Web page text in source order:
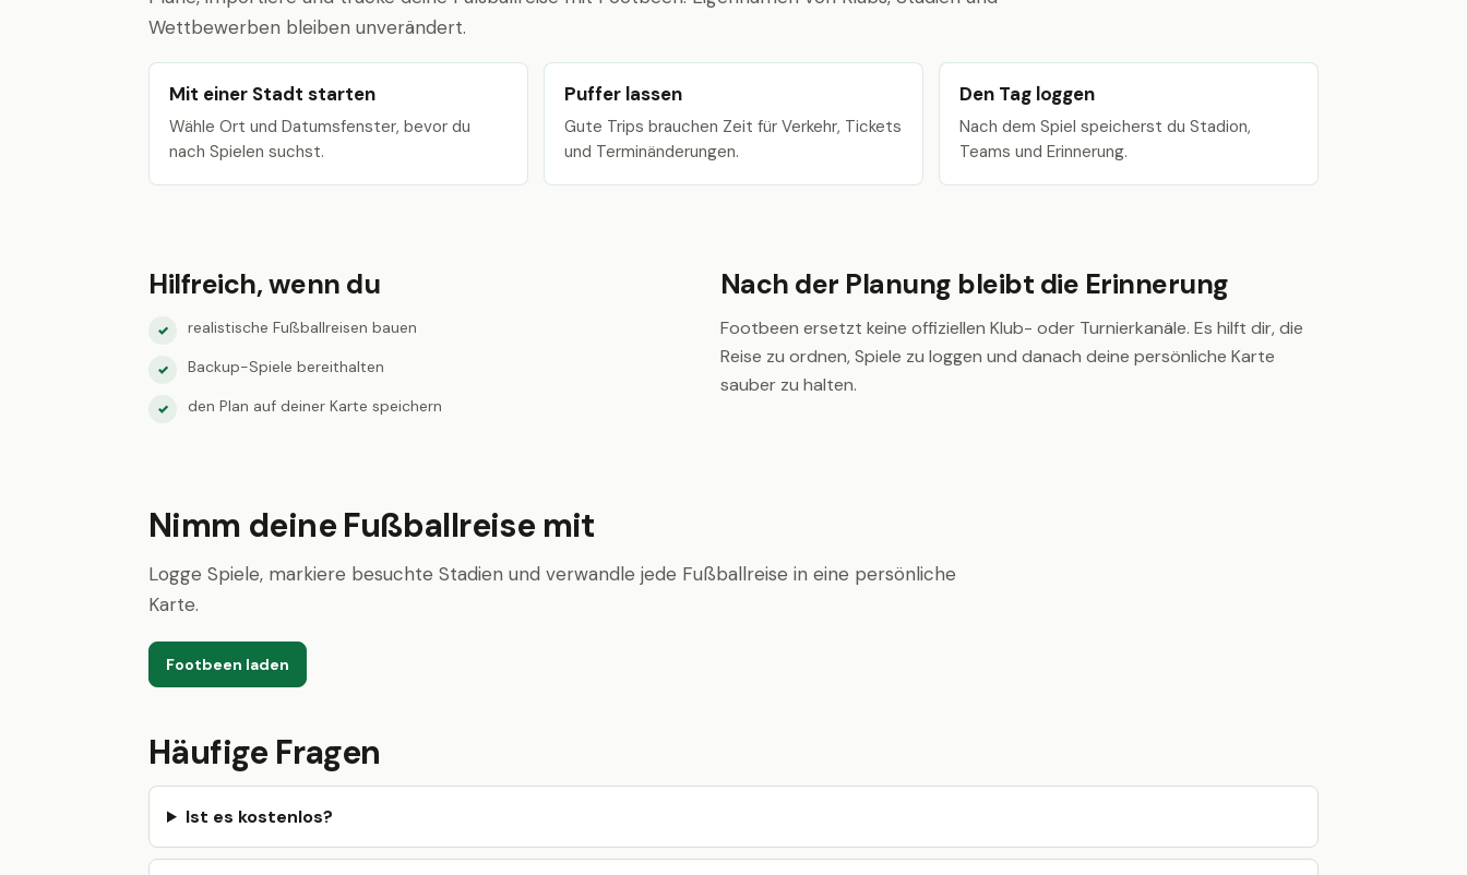
Wettbewerben bleiben unverändert.
Mit einer Stadt starten
Wähle Ort und Datumsfenster, bevor du
nach Spielen suchst.
Puffer lassen
Gute Trips brauchen Zeit für Verkehr, Tickets
und Terminänderungen.
Den Tag loggen
Nach dem Spiel speicherst du Stadion,
Teams und Erinnerung.
Hilfreich, wenn du
✓ realistische Fußballreisen bauen
✓ Backup-Spiele bereithalten
✓ den Plan auf deiner Karte speichern
Nach der Planung bleibt die Erinnerung
Footbeen ersetzt keine offiziellen Klub- oder Turnierkanäle. Es hilft dir, die
Reise zu ordnen, Spiele zu loggen und danach deine persönliche Karte
sauber zu halten.
Nimm deine Fußballreise mit
Logge Spiele, markiere besuchte Stadien und verwandle jede Fußballreise in eine persönliche
Karte.
Footbeen laden
Häufige Fragen
Ist es kostenlos?